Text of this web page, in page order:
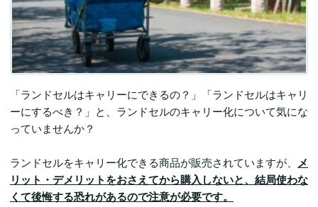
「ランドセルはキャリーにできるの？」「ランドセルはキャリ
ーにするべき？」と、ランドセルのキャリー化について気にな
っていませんか？
ランドセルをキャリー化できる商品が販売されていますが、 メ
リット・デメリットをおさえてから購入しないと、結局使わな
くて後悔する恐れがあるので注意が必要です。